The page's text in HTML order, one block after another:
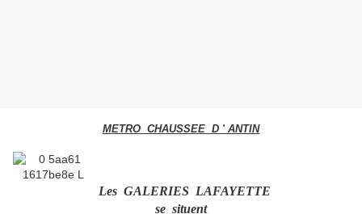
METRO CHAUSSEE D ' ANTIN
Les GALERIES LAFAYETTE
se situent